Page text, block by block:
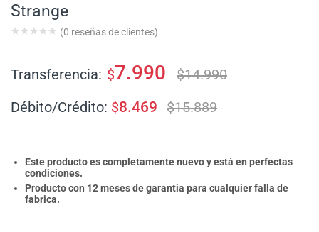
Strange
(0 reseñas de clientes)
Transferencia: $7.990 $14.990
Débito/Crédito: $8.469 $15.889
Este producto es completamente nuevo y está en perfectas
condiciones.
Producto con 12 meses de garantia para cualquier falla de
fabrica.